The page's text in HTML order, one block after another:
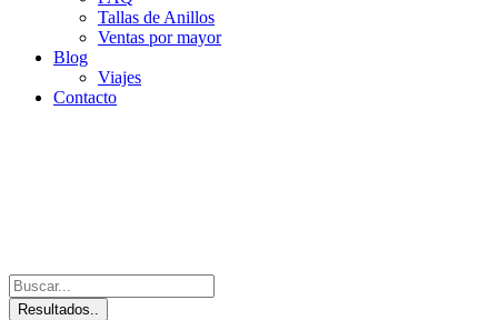
Tallas de Anillos
Ventas por mayor
Blog
Viajes
Contacto
Resultados..